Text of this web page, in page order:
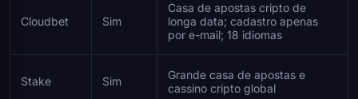
Cloudbet Sim
Casa de apostas cripto de
longa data; cadastro apenas
por e-mail; 18 idiomas
Stake Sim
Grande casa de apostas e
cassino cripto global